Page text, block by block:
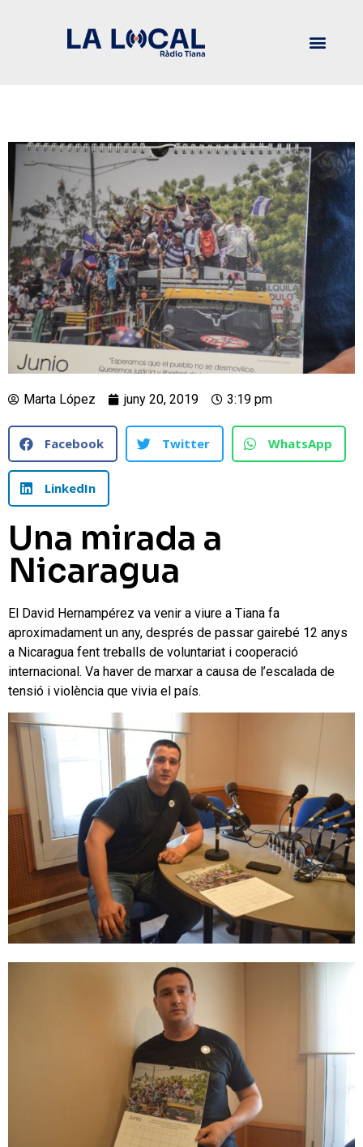
Marta López juny 20, 2019 3:19 pm
Facebook Twitter WhatsApp
LinkedIn
Una mirada a
Nicaragua
El David Hernampérez va venir a viure a Tiana fa
aproximadament un any, després de passar gairebé 12 anys
a Nicaragua fent treballs de voluntariat i cooperació
internacional. Va haver de marxar a causa de l’escalada de
tensió i violència que vivia el país.